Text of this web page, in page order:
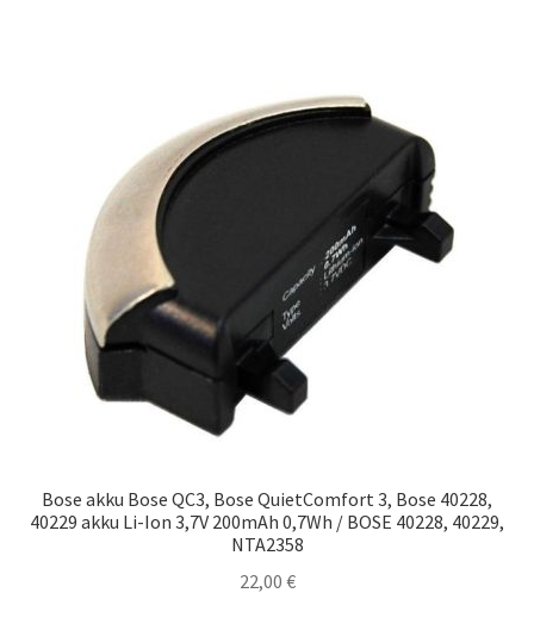
Bose akku Bose QC3, Bose QuietComfort 3, Bose 40228,
40229 akku Li-Ion 3,7V 200mAh 0,7Wh / BOSE 40228, 40229,
NTA2358
22,00 €